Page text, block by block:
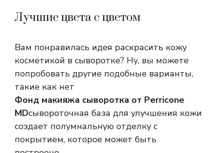
Лучшие цвета с цветом
Вам понравилась идея раскрасить кожу
косметикой в ​​сыворотке? Ну, вы можете
попробовать другие подобные варианты,
такие как нет
Фонд макияжа сыворотка от Perricone
MDсывороточная база для улучшения кожи
создает полумнальную отделку с
покрытием, которое может быть